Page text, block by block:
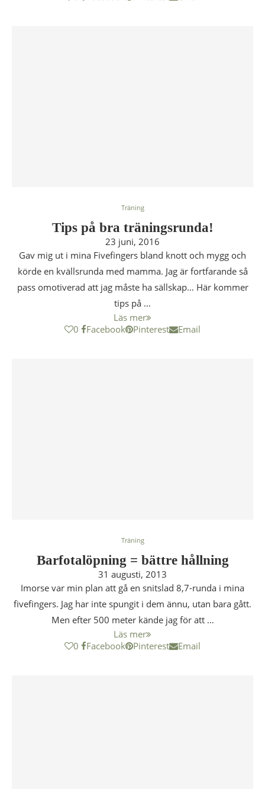
Träning
Tips på bra träningsrunda!
23 juni, 2016
Gav mig ut i mina Fivefingers bland knott och mygg och
körde en kvällsrunda med mamma. Jag är fortfarande så
pass omotiverad att jag måste ha sällskap… Här kommer
tips på …
Läs mer
0
Facebook Pinterest Email
Träning
Barfotalöpning = bättre hållning
31 augusti, 2013
Imorse var min plan att gå en snitslad 8,7-runda i mina
fivefingers. Jag har inte spungit i dem ännu, utan bara gått.
Men efter 500 meter kände jag för att …
Läs mer
0
Facebook Pinterest Email